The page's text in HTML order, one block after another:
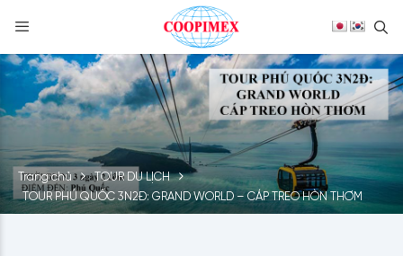
Skip
to
content
Trang chủ
TOUR DU LỊCH
TOUR PHÚ QUỐC 3N2Đ: GRAND WORLD – CÁP TREO HÒN THƠM